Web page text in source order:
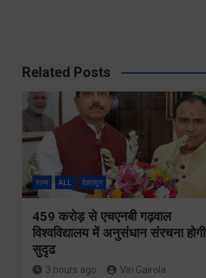
Related Posts
राज्य ALL देहरादून
459 करोड़ से एचएनबी गढ़वाल
विश्वविद्यालय में अनुसंधान संरचना होगी
सुदृढ
3 hours ago Viri Gairola